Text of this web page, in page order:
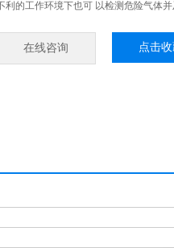
利的工作环境下也可 以检测危险气体
在线咨询 点击